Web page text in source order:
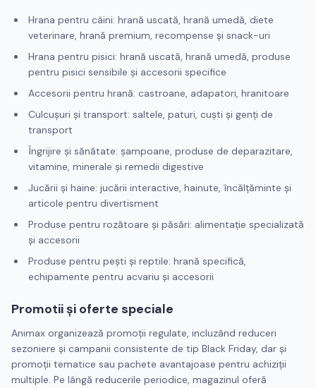
Hrana pentru câini: hrană uscată, hrană umedă, diete
veterinare, hrană premium, recompense și snack-uri
Hrana pentru pisici: hrană uscată, hrană umedă, produse
pentru pisici sensibile și accesorii specifice
Accesorii pentru hrană: castroane, adapatori, hranitoare
Culcușuri și transport: saltele, paturi, cuști și genți de
transport
Îngrijire și sănătate: șampoane, produse de deparazitare,
vitamine, minerale și remedii digestive
Jucării și haine: jucării interactive, hainute, încălțăminte și
articole pentru divertisment
Produse pentru rozătoare și păsări: alimentație specializată
și accesorii
Produse pentru pești și reptile: hrană specifică,
echipamente pentru acvariu și accesorii
Promotii și oferte speciale
Animax organizează promoții regulate, incluzând reduceri
sezoniere și campanii consistente de tip Black Friday, dar și
promoții tematice sau pachete avantajoase pentru achiziții
multiple. Pe lângă reducerile periodice, magazinul oferă